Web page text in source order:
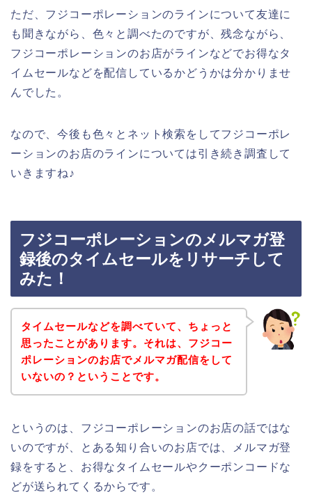
ただ、フジコーポレーションのラインについて友達に
も聞きながら、色々と調べたのですが、残念ながら、
フジコーポレーションのお店がラインなどでお得なタ
イムセールなどを配信しているかどうかは分かりませ
んでした。
なので、今後も色々とネット検索をしてフジコーポレ
ーションのお店のラインについては引き続き調査して
いきますね♪
フジコーポレーションのメルマガ登
録後のタイムセールをリサーチして
みた！
タイムセールなどを調べていて、ちょっと
思ったことがあります。それは、フジコー
ポレーションのお店でメルマガ配信をして
いないの？ということです。
というのは、フジコーポレーションのお店の話ではな
いのですが、とある知り合いのお店では、メルマガ登
録をすると、お得なタイムセールやクーポンコードな
どが送られてくるからです。